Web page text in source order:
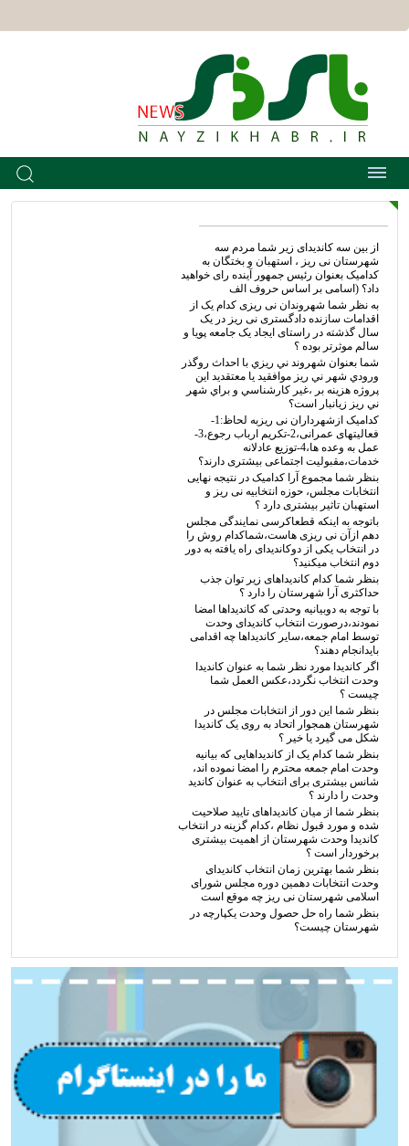
از بین سه کاندیدای زیر شما مردم سه
شهرستان نی ریز ، استهبان و بختگان به
کدامیک بعنوان رئیس جمهور آینده رای خواهید
داد؟ (اسامی بر اساس حروف الف
به نظر شما شهروندان نی ریزی کدام یک از
اقدامات سازنده دادگستری نی ریز در یک
سال گذشته در راستای ایجاد یک جامعه پویا و
سالم موثرتر بوده ؟
شما بعنوان شهروند ني ريزي با احداث روگذر
ورودي شهر ني ريز موافقيد يا معتقديد اين
پروژه هزينه بر ،غير كارشناسي و براي شهر
ني ريز زيانبار است؟
کدامیک ازشهرداران نی ریزبه لحاظ:1-
فعالیتهای عمرانی،2-تکریم ارباب رجوع،3-
عمل به وعده ها،4-توزیع عادلانه
خدمات،مقبولیت اجتماعی بیشتری دارند؟
بنظر شما مجموع آرا کدامیک در نتیجه نهایی
انتخابات مجلس، حوزه انتخابیه نی ریز و
استهبان تاثیر بیشتری دارد ؟
باتوجه به اینکه قطعاکرسی نمایندگی مجلس
دهم ازآن نی ریزی هاست،شماکدام روش را
در انتخاب یکی از دوکاندیدای راه یافته به دور
دوم انتخاب میکنید؟
بنظر شما کدام کاندیداهای زیر توان جذب
حداکثری آرا شهرستان را دارد ؟
با توجه به دوبیانیه وحدتی که کاندیداها امضا
نمودند،درصورت انتخاب کاندیدای وحدت
توسط امام جمعه،سایر کاندیداها چه اقدامی
بایدانجام دهند؟
اگر کاندیدا مورد نظر شما به عنوان کاندیدا
وحدت انتخاب نگردد،عکس العمل شما
چیست ؟
بنظر شما این دور از انتخابات مجلس در
شهرستان همجوار اتحاد به روی یک کاندیدا
شکل می گیرد یا خیر ؟
بنظر شما کدام یک از کاندیداهایی که بیانیه
وحدت امام جمعه محترم را امضا نموده اند،
شانس بیشتری برای انتخاب به عنوان کاندید
وحدت را دارند ؟
بنظر شما از میان کاندیداهای تایید صلاحیت
شده و مورد قبول نظام ،کدام گزینه در انتخاب
کاندیدا وحدت شهرستان از اهمیت بیشتری
برخوردار است ؟
بنظر شما بهترین زمان انتخاب کاندیدای
وحدت انتخابات دهمین دوره مجلس شورای
اسلامی شهرستان نی ریز چه موقع است
بنظر شما راه حل حصول وحدت یکپارچه در
شهرستان چیست؟